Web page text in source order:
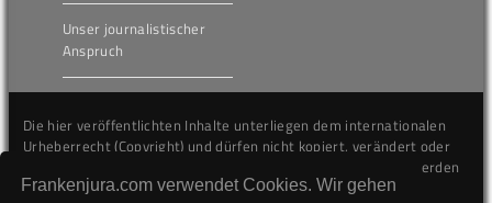
Frankenjura.com verwendet Cookies. Wir gehen
Unser journalistischer
Anspruch
Die hier veröffentlichten Inhalte unterliegen dem internationalen
Urheberrecht (Copyright) und dürfen nicht kopiert, verändert oder
unverändert wiederveröffentlicht werden. Gegen Verstöße werden
wir auf juristischem Wege vorgehen.